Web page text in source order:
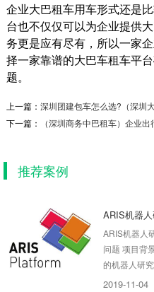
企业大巴租车用车形式还是
台也不仅仅可以为企业提供
务更是应有尽有，所以一家
择一家靠谱的大巴车租车平
题。
上一篇： 深圳团建包车怎么选?（深圳
下一篇：
（深圳商务中巴租车）企业出
推荐案例
南山科技园
南山科技园
ARIS机器
问题 项目背
的机器人研究